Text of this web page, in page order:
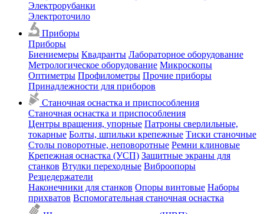
Электрорубанки
Электроточило
Приборы
Приборы
Биениемеры Квадранты Лабораторное оборудование
Метрологическое оборудование Микроскопы
Оптиметры Профилометры Прочие приборы
Принадлежности для приборов
Станочная оснастка и приспособления
Станочная оснастка и приспособления
Центры вращения, упорные Патроны сверлильные,
токарные Болты, шпильки крепежные Тиски станочные
Столы поворотные, неповоротные Ремни клиновые
Крепежная оснастка (УСП) Защитные экраны для
станков Втулки переходные Виброопоры
Резцедержатели
Наконечники для станков Опоры винтовые Наборы
прихватов Вспомогательная станочная оснастка